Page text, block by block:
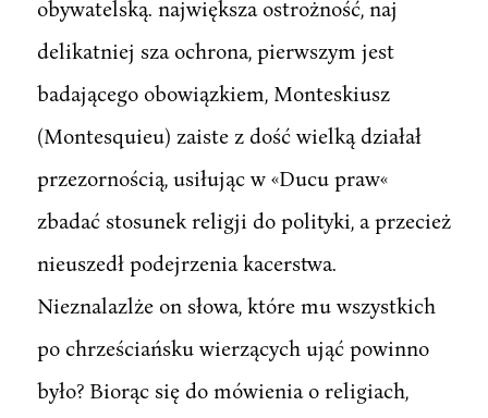
obywatelską. największa ostrożność, naj
delikatniej sza ochrona, pierwszym jest
badającego obowiązkiem, Monteskiusz
(Montesquieu) zaiste z dość wielką działał
przezornością, usiłując w «Ducu praw«
zbadać stosunek religji do polityki, a przecież
nieuszedł podejrzenia kacerstwa.
Nieznalazlże on słowa, które mu wszystkich
po chrześciańsku wierzących ująć powinno
było? Biorąc się do mówienia o religiach,